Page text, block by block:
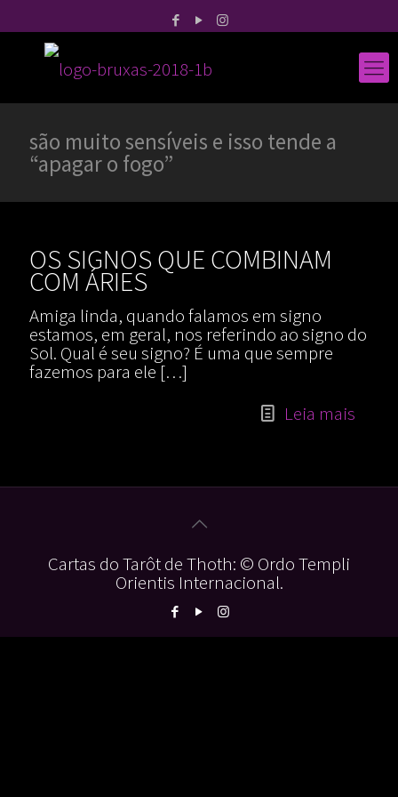
são muito sensíveis e isso tende a
“apagar o fogo”
OS SIGNOS QUE COMBINAM
COM ÁRIES
Amiga linda, quando falamos em signo
estamos, em geral, nos referindo ao signo do
Sol. Qual é seu signo? É uma que sempre
fazemos para ele […]
Leia mais
Cartas do Tarôt de Thoth: © Ordo Templi
Orientis Internacional.